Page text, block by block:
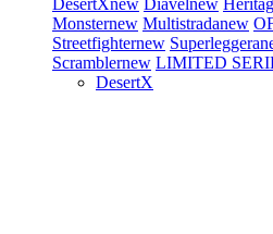
DesertXnew Diavelnew
Monsternew Multistradanew
Streetfighternew Superleggera
Scramblernew LIMITED
DesertX